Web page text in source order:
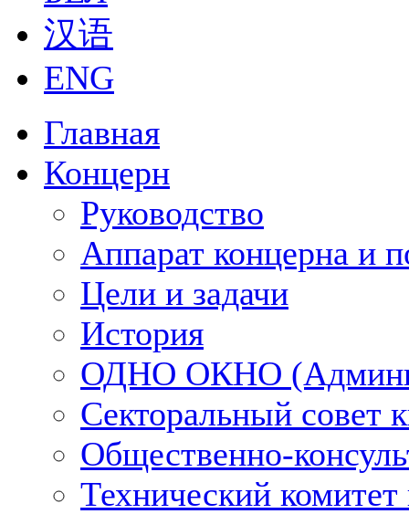
汉语
ENG
Главная
Концерн
Руководство
Аппарат концерна и
Цели и задачи
История
ОДНО ОКНО
Секторальный совет
Общественно-
Технический